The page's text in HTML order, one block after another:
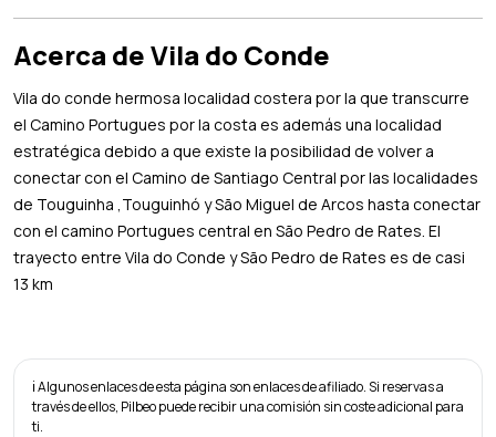
Acerca de Vila do Conde
Vila do conde hermosa localidad costera por la que transcurre
el Camino Portugues por la costa es además una localidad
estratégica debido a que existe la posibilidad de volver a
conectar con el Camino de Santiago Central por las localidades
de Touguinha ,Touguinhó y São Miguel de Arcos hasta conectar
con el camino Portugues central en São Pedro de Rates. El
trayecto entre Vila do Conde y São Pedro de Rates es de casi
13 km
ℹ️ Algunos enlaces de esta página son enlaces de afiliado. Si reservas a
través de ellos, Pilbeo puede recibir una comisión sin coste adicional para
ti.